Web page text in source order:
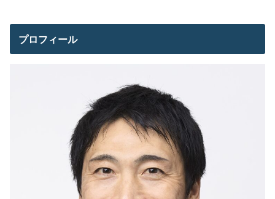
プロフィール